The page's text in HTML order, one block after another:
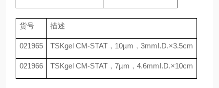
货号 描述
021965 TSKgel CM-STAT ， 10µm ， 3mmI.D.×3.5cm
021966 TSKgel CM-STAT ， 7µm ， 4.6mmI.D.×10cm